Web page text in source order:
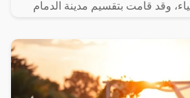
وقد قامت بتقسيم مدينة الدمام